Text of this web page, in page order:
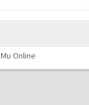
Mu Online